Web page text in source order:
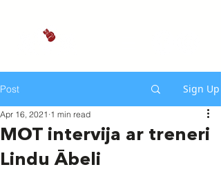
Post Sign Up
MOT intervija ar treneri
Lindu Ābeli
Apr 16, 2021 1 min read